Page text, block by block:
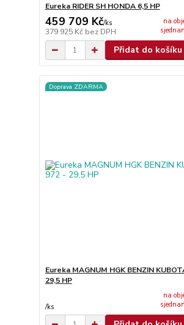
Eureka RIDER SH HONDA 6,5 HP
459 709 Kč/ks
379 925 Kč bez DPH
na
Přidat do košíku
Doprava ZDARMA
Eureka MAGNUM HGK BENZIN
29,5 HP
/ks
na